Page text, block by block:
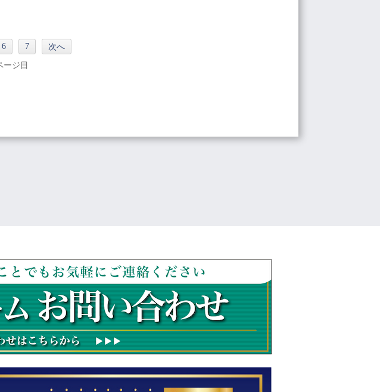
6 7 次へ
ージ目